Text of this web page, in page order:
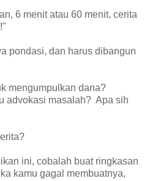
6 menit atau 60 menit, cerita
!"
pondasi, dan harus dibangun
mengumpulkan dana?
advokasi masalah? Apa sih
ini, cobalah buat ringkasan
kamu gagal membuatnya,